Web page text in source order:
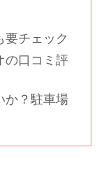
要チェック
の口コミ評
か？駐車場